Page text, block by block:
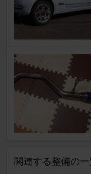
関連する整備の